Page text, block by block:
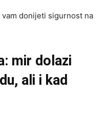
donijeti sigurnost na
mir dolazi
ali i kad